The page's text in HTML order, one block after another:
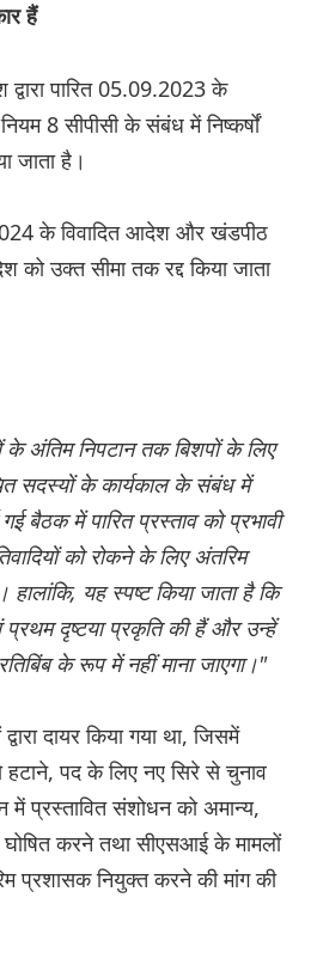
हैं
द्वारा पारित 05.09.2023 के
8 सीपीसी के संबंध में निष्कर्षों
जाता है।
के विवादित आदेश और खंडपीठ
उक्त सीमा तक रद्द किया जाता
अंतिम निपटान तक बिशपों के लिए
सदस्यों के कार्यकाल के संबंध में
बैठक में पारित प्रस्ताव को प्रभावी
को रोकने के लिए अंतरिम
हालांकि, यह स्पष्ट किया जाता है कि
प्रथम दृष्टया प्रकृति की हैं और उन्हें
के रूप में नहीं माना जाएगा।"
दायर किया गया था, जिसमें
पद के लिए नए सिरे से चुनाव
प्रस्तावित संशोधन को अमान्य,
करने तथा सीएसआई के मामलों
प्रशासक नियुक्त करने की मांग की